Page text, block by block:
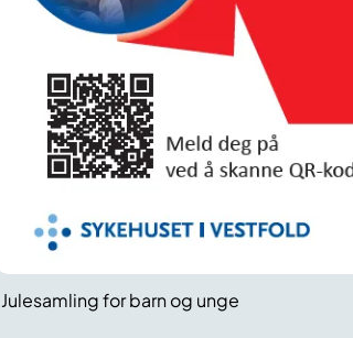
Julesamling for barn og unge